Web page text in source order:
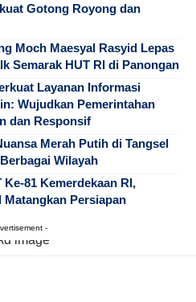
Gotong Royong dan
Moch Maesyal Rasyid Lepas
Semarak HUT RI di Panongan
Layanan Informasi
Wujudkan Pemerintahan
dan Responsif
Merah Putih di Tangsel
Wilayah
Ke-81 Kemerdekaan RI,
Matangkan Persiapan
-